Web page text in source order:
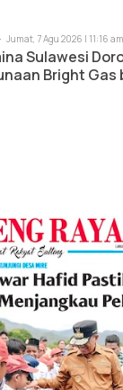
Jumat, 7 Agu 2026 | 11:16 am
Sulawesi
Bright Gas